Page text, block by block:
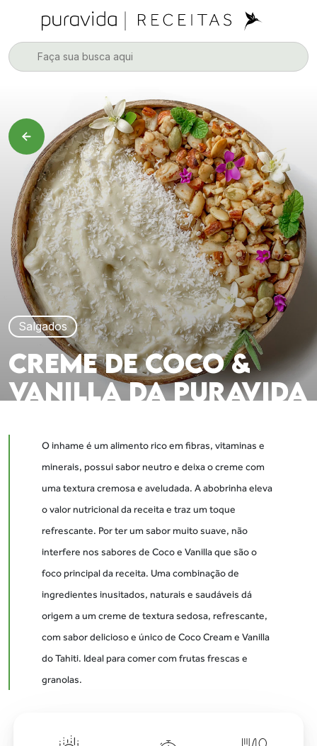
Salgados
CREME DE COCO &
VANILLA DA PURAVIDA
O inhame é um alimento rico em fibras, vitaminas e
minerais, possui sabor neutro e deixa o creme com
uma textura cremosa e aveludada. A abobrinha eleva
o valor nutricional da receita e traz um toque
refrescante. Por ter um sabor muito suave, não
interfere nos sabores de Coco e Vanilla que são o
foco principal da receita. Uma combinação de
ingredientes inusitados, naturais e saudáveis dá
origem a um creme de textura sedosa, refrescante,
com sabor delicioso e único de Coco Cream e Vanilla
do Tahiti. Ideal para comer com frutas frescas e
granolas.